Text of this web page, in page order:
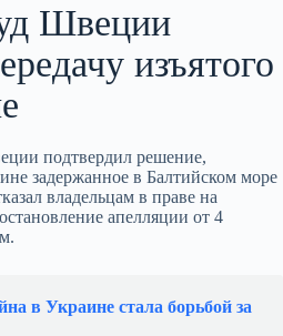
Швеции
изъятого
подтвердил решение,
задержанное в Балтийском море
владельцам в праве на
апелляции от 4
в Украине стала борьбой за